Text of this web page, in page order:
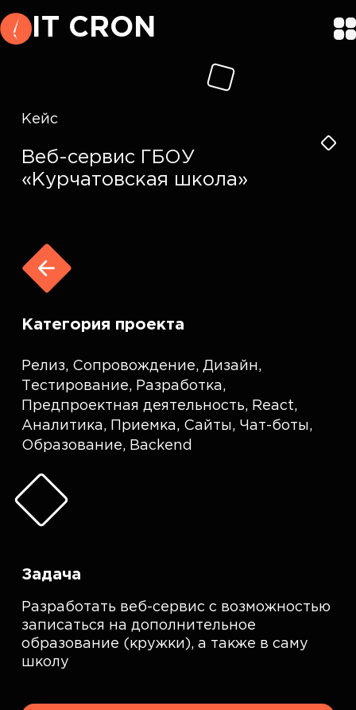
IT CRON
Кейс
Веб-сервис ГБОУ
«Курчатовская школа»
Категория проекта
Релиз, Сопровождение, Дизайн,
Тестирование, Разработка,
Предпроектная деятельность, React,
Аналитика, Приемка, Сайты, Чат-боты,
Образование, Backend
Задача
Разработать веб-сервис с возможностью
записаться на дополнительное
образование (кружки), а также в саму
школу